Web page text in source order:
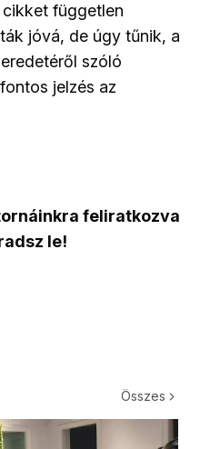
független
jóvá, de úgy tűnik, a
szóló
jelzés az
feliratkozva
le!
Összes